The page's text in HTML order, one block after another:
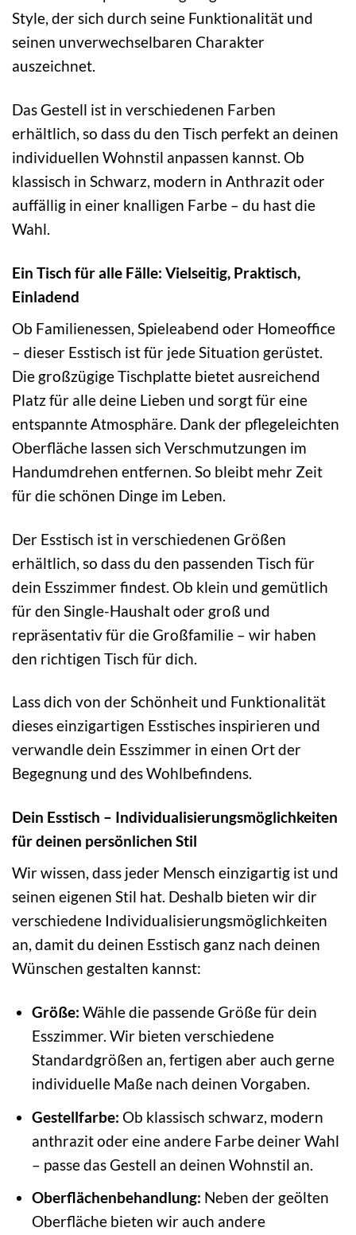
Style, der sich durch seine Funktionalität und
seinen unverwechselbaren Charakter
auszeichnet.
Das Gestell ist in verschiedenen Farben
erhältlich, so dass du den Tisch perfekt an deinen
individuellen Wohnstil anpassen kannst. Ob
klassisch in Schwarz, modern in Anthrazit oder
auffällig in einer knalligen Farbe – du hast die
Wahl.
Ein Tisch für alle Fälle: Vielseitig, Praktisch,
Einladend
Ob Familienessen, Spieleabend oder Homeoffice
– dieser Esstisch ist für jede Situation gerüstet.
Die großzügige Tischplatte bietet ausreichend
Platz für alle deine Lieben und sorgt für eine
entspannte Atmosphäre. Dank der pflegeleichten
Oberfläche lassen sich Verschmutzungen im
Handumdrehen entfernen. So bleibt mehr Zeit
für die schönen Dinge im Leben.
Der Esstisch ist in verschiedenen Größen
erhältlich, so dass du den passenden Tisch für
dein Esszimmer findest. Ob klein und gemütlich
für den Single-Haushalt oder groß und
repräsentativ für die Großfamilie – wir haben
den richtigen Tisch für dich.
Lass dich von der Schönheit und Funktionalität
dieses einzigartigen Esstisches inspirieren und
verwandle dein Esszimmer in einen Ort der
Begegnung und des Wohlbefindens.
Dein Esstisch – Individualisierungsmöglichkeiten
für deinen persönlichen Stil
Wir wissen, dass jeder Mensch einzigartig ist und
seinen eigenen Stil hat. Deshalb bieten wir dir
verschiedene Individualisierungsmöglichkeiten
an, damit du deinen Esstisch ganz nach deinen
Wünschen gestalten kannst:
Größe: Wähle die passende Größe für dein
Esszimmer. Wir bieten verschiedene
Standardgrößen an, fertigen aber auch gerne
individuelle Maße nach deinen Vorgaben.
Gestellfarbe: Ob klassisch schwarz, modern
anthrazit oder eine andere Farbe deiner Wahl
– passe das Gestell an deinen Wohnstil an.
Oberflächenbehandlung: Neben der geölten
Oberfläche bieten wir auch andere